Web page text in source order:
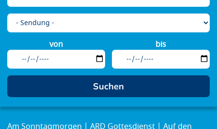
von bis
Am Sonntagmorgen ARD Gottesdienst Auf den